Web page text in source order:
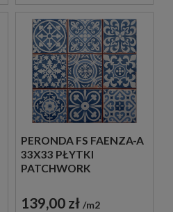
PERONDA FS FAENZA-A
33X33 PŁYTKI
PATCHWORK
139,00 zł m2